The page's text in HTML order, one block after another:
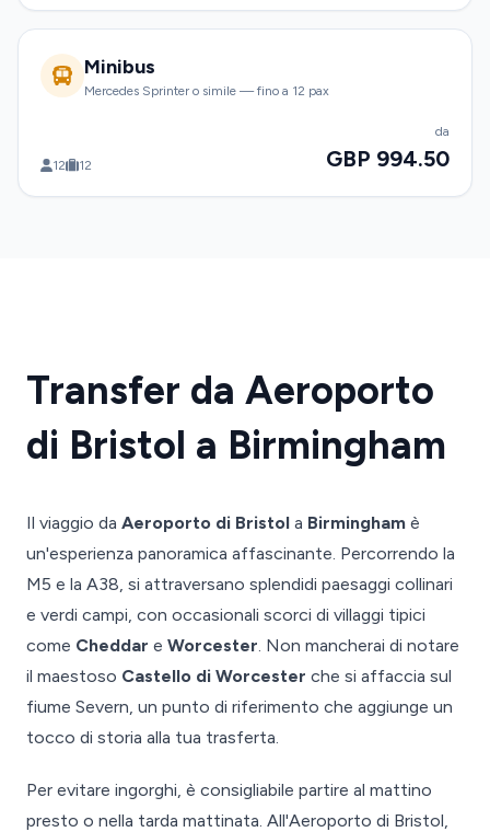
Minibus
Mercedes Sprinter o simile — fino a 12 pax
12 12
da
GBP 994.50
Transfer da Aeroporto
di Bristol a Birmingham
Il viaggio da Aeroporto di Bristol a Birmingham è
un'esperienza panoramica affascinante. Percorrendo la
M5 e la A38, si attraversano splendidi paesaggi collinari
e verdi campi, con occasionali scorci di villaggi tipici
come Cheddar e Worcester. Non mancherai di notare
il maestoso Castello di Worcester che si affaccia sul
fiume Severn, un punto di riferimento che aggiunge un
tocco di storia alla tua trasferta.
Per evitare ingorghi, è consigliabile partire al mattino
presto o nella tarda mattinata. All'Aeroporto di Bristol,